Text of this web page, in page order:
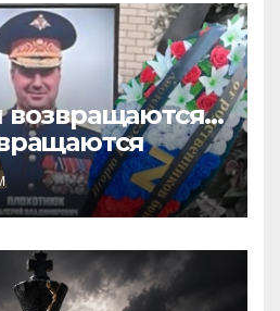
возвращаются…